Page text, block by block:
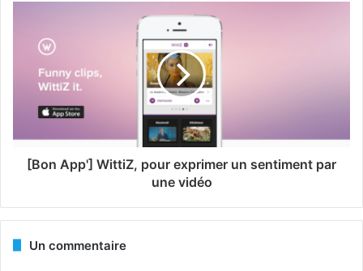
[Bon App'] WittiZ, pour exprimer un sentiment par
une vidéo
Un commentaire